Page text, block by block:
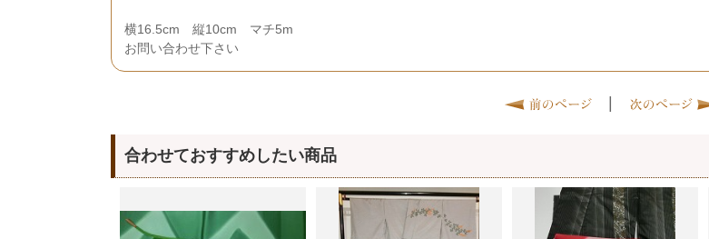
横16.5cm 縦10cm マチ5m
お問い合わせ下さい
合わせておすすめしたい商品